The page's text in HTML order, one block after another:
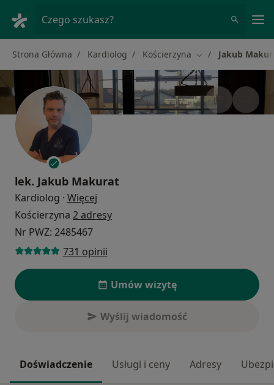
Czego szukasz?
Strona Główna Kardiolog Kościerzyna Zmień miasto
Jakub
lek. Jakub Makurat
Kardiolog · Więcej
Kościerzyna 2 adresy
Nr PWZ: 2485467
731 opinii
Umów wizytę
Wyślij wiadomość
Doświadczenie Usługi i ceny Adresy